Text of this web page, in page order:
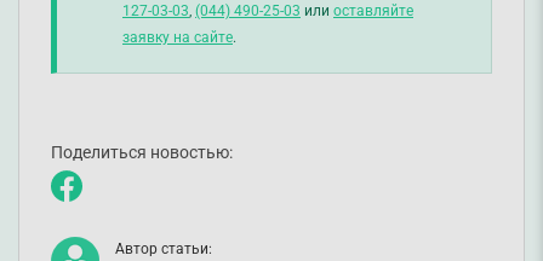
127-03-03 (044) 490-25-03 или оставляйте
заявку на сайте.
Поделиться новостью:
Автор статьи: